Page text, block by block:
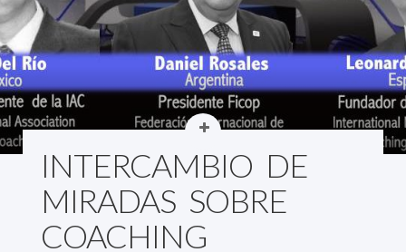
INTERCAMBIO DE
MIRADAS SOBRE
COACHING